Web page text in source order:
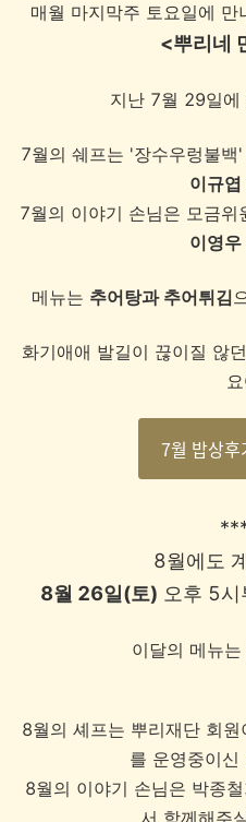
매월 마지막주 토요일에
<뿌리네
지난 7월 29일에
7월의 쉐프는 '장수우렁불
이규엽
7월의 이야기 손님은 모금
이영우
메뉴는 추어탕과 추어튀김
화기애애 발길이 끊이질 않
7월 밥상후
8월에도
8월 26일(토) 오후 5
이달의 메뉴는
8월의 셰프는 뿌리재단 회
를 운영중이신
8월의 이야기 손님은 박종
서 함께해주